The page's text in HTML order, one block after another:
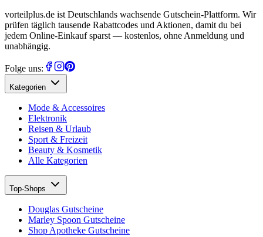
vorteilplus.de ist Deutschlands wachsende Gutschein-Plattform. Wir
prüfen täglich tausende Rabattcodes und Aktionen, damit du bei
jedem Online-Einkauf sparst — kostenlos, ohne Anmeldung und
unabhängig.
Folge uns:
Kategorien
Mode & Accessoires
Elektronik
Reisen & Urlaub
Sport & Freizeit
Beauty & Kosmetik
Alle Kategorien
Top-Shops
Douglas Gutscheine
Marley Spoon Gutscheine
Shop Apotheke Gutscheine